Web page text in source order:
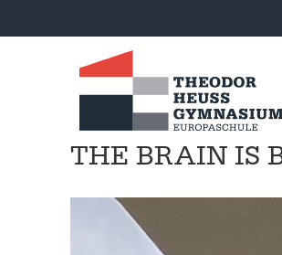
THE BRAIN IS